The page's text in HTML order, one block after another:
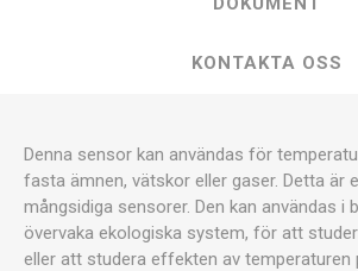
KONTAKTA OSS
Denna sensor kan användas för
fasta ämnen, vätskor eller gaser. Detta är
mångsidiga sensorer. Den kan användas i
övervaka ekologiska system, för att
eller att studera effekten av temperaturen